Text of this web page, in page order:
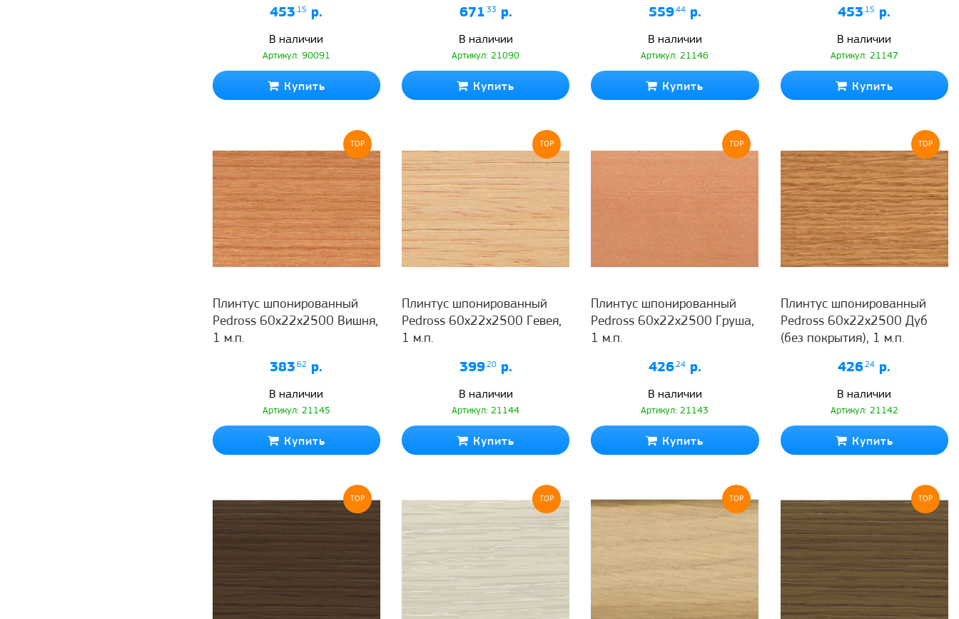
453.15 р.
В наличии
Артикул: 90091
Купить
671.33 р.
В наличии
Артикул: 21090
Купить
559.44р.
В наличии
Артикул: 21146
Купить
453.15 р.
В наличии
Артикул: 21147
Купить
TOP
Плинтус шпонированный
Pedross 60x22x2500 Вишня,
1 м.п.
383.62 р.
В наличии
Артикул: 21145
Купить
TOP
Плинтус шпонированный
Pedross 60x22x2500 Гевея,
1 м.п.
399.20р.
В наличии
Артикул: 21144
Купить
TOP
Плинтус шпонированный
Pedross 60x22x2500 Груша,
1 м.п.
426.24р.
В наличии
Артикул: 21143
Купить
TOP
Плинтус шпонированный
Pedross 60x22x2500 Дуб
(без покрытия), 1 м.п.
426.24 р.
В наличии
Артикул: 21142
Купить
TOP TOP TOP TOP